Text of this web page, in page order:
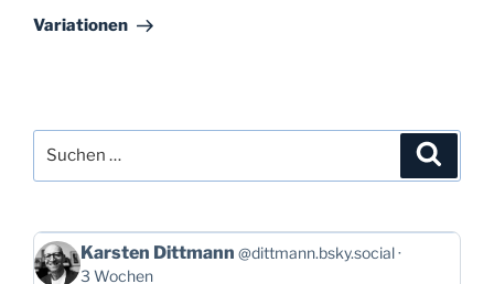
Beitrag
Variationen
nach:
Beitrag
von
Karsten Dittmann @dittmann.bsky.social
3 Wochen